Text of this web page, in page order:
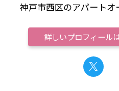
神戸市西区のアパートオ
詳しいプロフィール